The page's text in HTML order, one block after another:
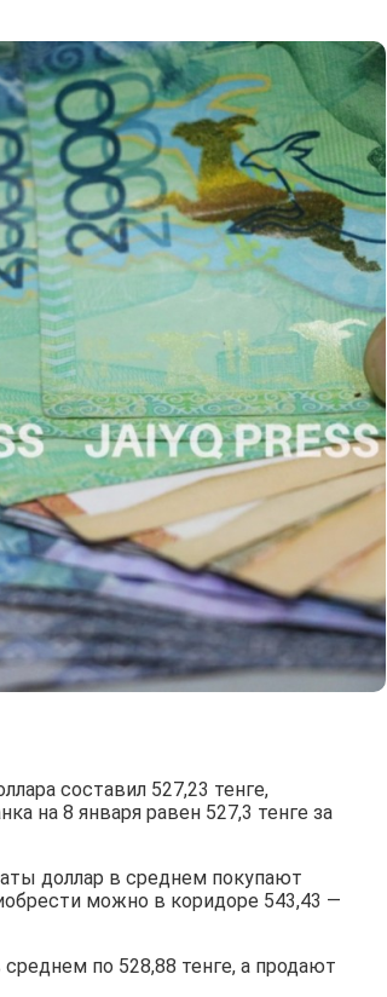
составил 527,23 тенге,
на 8 января равен 527,3 тенге за
доллар в среднем покупают
можно в коридоре 543,43 —
по 528,88 тенге, а продают